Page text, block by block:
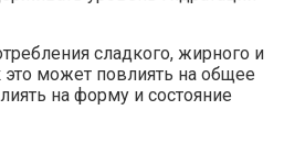
сладкого, жирного и
это может повлиять на общее
на форму и состояние